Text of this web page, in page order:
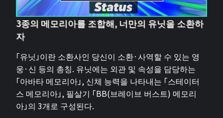
3종의 메모리아를 조합해, 너만의 유닛을 소환하
자
「유닛」이란 소환사인 당신이 소환·사역할 수 있는 영
웅·신 등의 총칭. 유닛에는 외관 및 속성을 담당하는
「아바타 메모리아」, 신체 능력을 나타내는 「스테이터
스 메모리아」, 필살기 「BB(브레이브 버스트) 메모리
아」의 3개로 구성된다.